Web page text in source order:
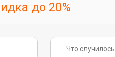
до 20%